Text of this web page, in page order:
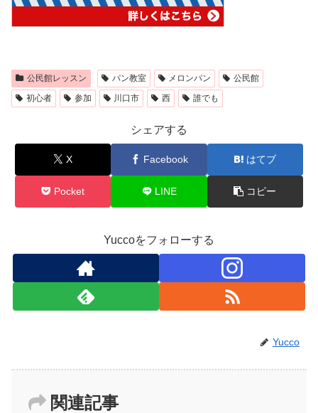
公民館レッスン パン教室 メロンパン
公民館
初心者
参加 川口市 西 誰でも
シェアする
X Facebook はてブ
Pocket LINE コピー
Yuccoをフォローする
Yucco
関連記事